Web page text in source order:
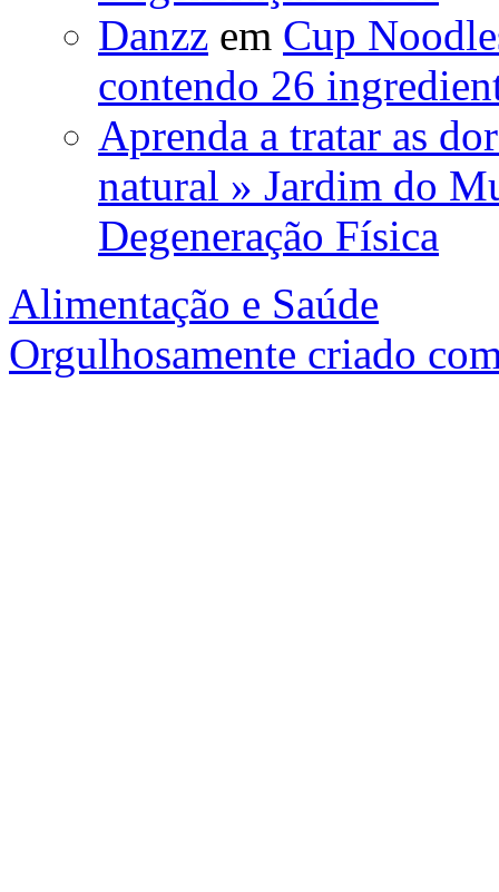
Danzz em Cup
contendo 26
Aprenda a tratar as
natural » Jardim do
Degeneração Física
Alimentação e Saúde
Orgulhosamente criado